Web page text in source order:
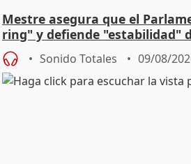
Mestre asegura que el
ring" y defiende "estabilidad"
Sonido Totales 09/08/